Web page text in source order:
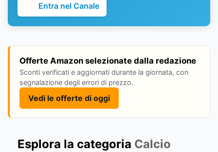
Entra nel Canale
Offerte Amazon selezionate dalla redazione
Sconti verificati e aggiornati durante la giornata, con
segnalazione degli errori di prezzo.
Vedi le offerte di oggi
Esplora la categoria Calcio